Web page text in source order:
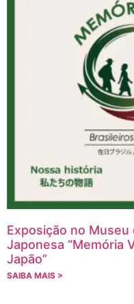
Exposição no Museu
Japonesa “Memória
Japão”
SAIBA MAIS >